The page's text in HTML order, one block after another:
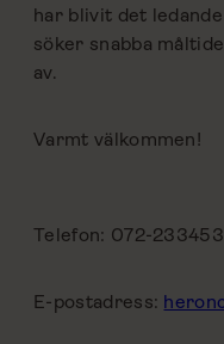
har blivit det
söker snabba
av.
Varmt välkommen!
Telefon: 072-
E-postadress: